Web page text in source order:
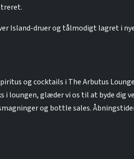
Island-druer og tålmodigt lagret i
og cocktails i The Arbutus
loungen, glæder vi os til at byde dig
og bottle sales.